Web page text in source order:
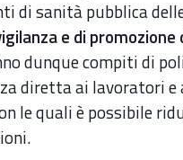
di sanità pubblica
e di
dunque compiti di
diretta ai lavoratori e
le quali è possibile